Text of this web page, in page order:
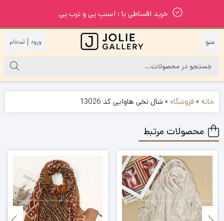
خرید اقساطی با : اسنپ پی و ترب پی
|
خانه »فروشگاه »شال نخی هاوایی کد 13026
محصولات مرتبط